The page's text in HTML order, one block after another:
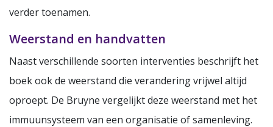
verder toenamen.
Weerstand en handvatten
Naast verschillende soorten interventies beschrijft het
boek ook de weerstand die verandering vrijwel altijd
oproept. De Bruyne vergelijkt deze weerstand met het
immuunsysteem van een organisatie of samenleving.